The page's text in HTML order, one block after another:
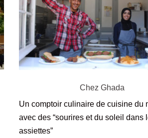
Chez Ghada
Un comptoir culinaire de cuisine du
avec des “sourires et du soleil dans
assiettes”